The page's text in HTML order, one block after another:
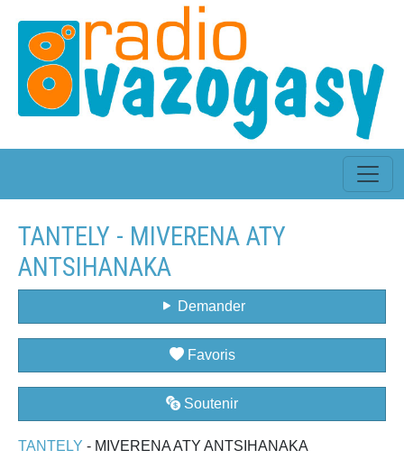
TANTELY - MIVERENA ATY
ANTSIHANAKA
Demander
Favoris
Soutenir
TANTELY - MIVERENA ATY ANTSIHANAKA